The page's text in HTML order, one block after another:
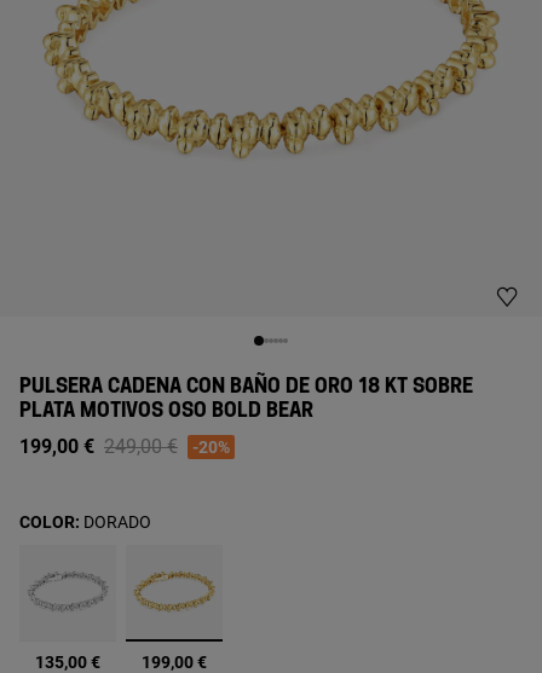
PULSERA CADENA CON BAÑO DE ORO 18 KT SOBRE
PLATA MOTIVOS OSO BOLD BEAR
199,00 € Price reduced from
249,00 €to-20%
135,00 € seleccionado
199,00 €
COLOR: DORADO